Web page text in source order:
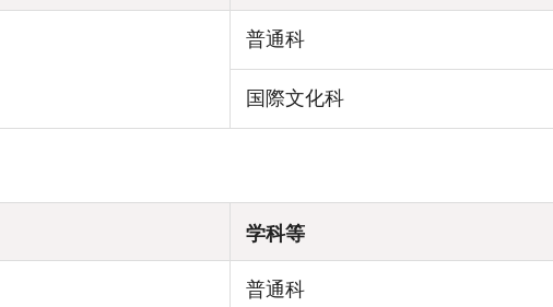
普通科
国際文化科
学科等
普通科